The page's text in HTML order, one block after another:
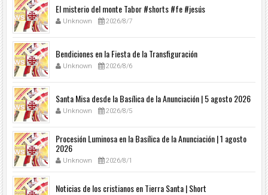
El misterio del monte Tabor #shorts #fe #jesús
Unknown 2026/8/7
Bendiciones en la Fiesta de la Transfiguración
Unknown 2026/8/6
Santa Misa desde la Basílica de la Anunciación | 5 agosto 2026
Unknown 2026/8/5
Procesión Luminosa en la Basílica de la Anunciación | 1 agosto
2026
Unknown 2026/8/1
Noticias de los cristianos en Tierra Santa | Short